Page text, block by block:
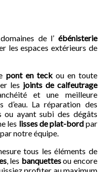
de l’ ébénisterie
les espaces extérieurs de
pont en teckou en toute
les joints de calfeutrage
et une meilleure
La réparation des
ou ayant subi des dégâts
les lisses de plat-bord par
notre équipe.
tous les éléments de
, les banquettesou encore
profiter au maximum